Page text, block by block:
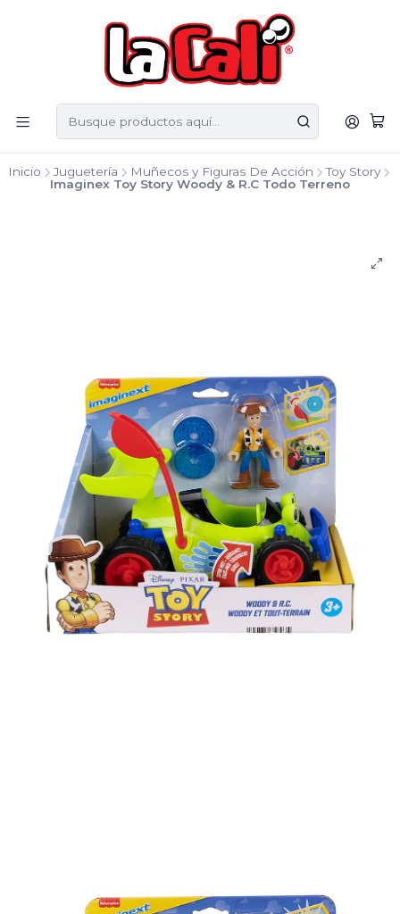
Inicio Juguetería Muñecos y Figuras De Acción
Toy Story
Imaginex Toy Story Woody & R.C Todo Terreno